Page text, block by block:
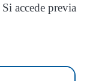
Si accede previa